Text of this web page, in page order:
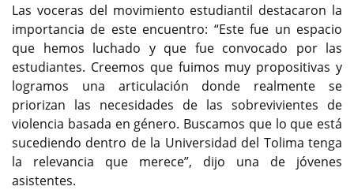
Las voceras del movimiento estudiantil destacaron la
importancia de este encuentro: “Este fue un espacio
que hemos luchado y que fue convocado por las
estudiantes. Creemos que fuimos muy propositivas y
logramos una articulación donde realmente se
priorizan las necesidades de las sobrevivientes de
violencia basada en género. Buscamos que lo que está
sucediendo dentro de la Universidad del Tolima tenga
la relevancia que merece”, dijo una de jóvenes
asistentes.